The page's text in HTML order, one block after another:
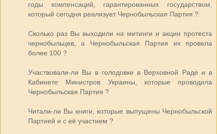
годы компенсаций, гарантированных государством,
который сегодня реализует Чернобыльская Партия ?
Сколько раз Вы выходили на митинги и акции протеста
чернобыльцев, а Чернобыльская Партия их провела
более 100 ?
Участвовали-ли Вы в голодовке в Верховной Раде и в
Кабинете Министров Украины, которые проводила
Чернобыльская Партия ?
Читали-ли Вы книги, которые выпущены Чернобыльской
Партией и с её участием ?